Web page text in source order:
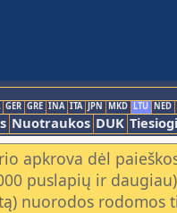
GER GRE INA ITA JPN MKD LTU NED
Nuotraukos DUK
apkrova dėl
puslapių ir
nuorodos rodomos